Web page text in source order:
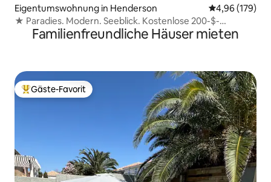
Eigentumswohnung in Henderson
4,96 (179)
★ Paradies. Modern. Seeblick. Kostenlose 200-$-
Geschenkkarte
Familienfreundliche Häuser mieten
Beliebter Gäste-Favorit.
Gäste-Favorit